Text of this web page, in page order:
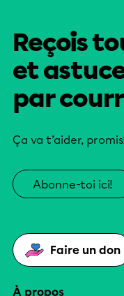
Reçois
et
par
Ça va t’aider,
Abonne-toi ici!
Faire un don
À propos